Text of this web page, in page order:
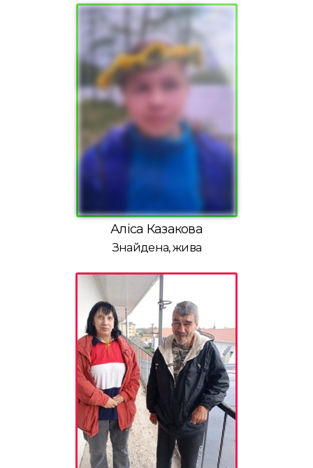
Аліса Казакова
Знайдена, жива